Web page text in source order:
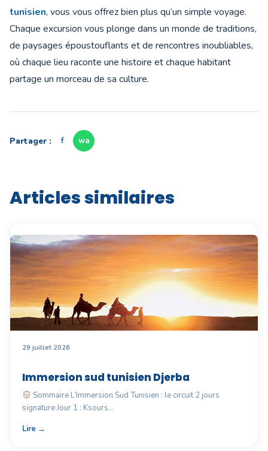
tunisien, vous vous offrez bien plus qu’un simple voyage.
Chaque excursion vous plonge dans un monde de traditions,
de paysages époustouflants et de rencontres inoubliables,
où chaque lieu raconte une histoire et chaque habitant
partage un morceau de sa culture.
Partager : f wa
Articles similaires
29 juillet 2026
Immersion sud tunisien Djerba
Sommaire L’Immersion Sud Tunisien : le circuit 2 jours
signature Jour 1 : Ksours…
Lire →